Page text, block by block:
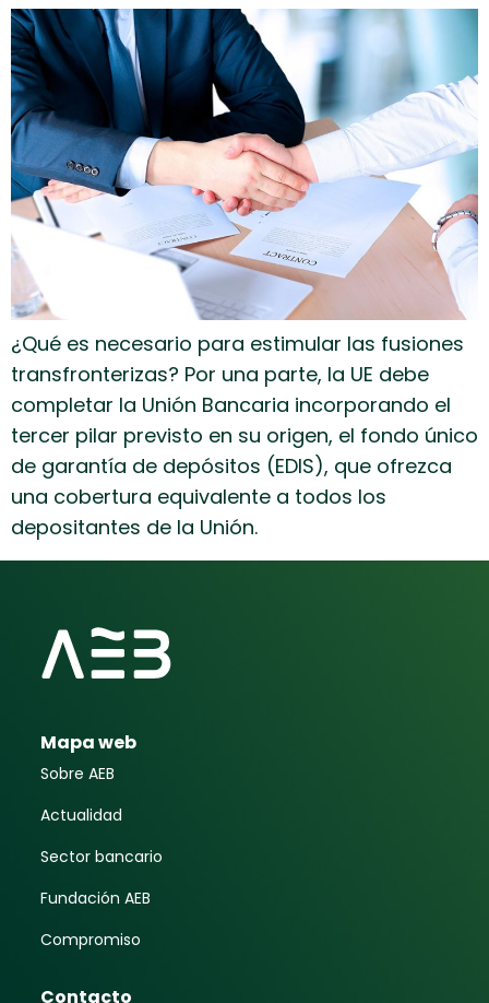
¿Qué es necesario para estimular las fusiones
transfronterizas? Por una parte, la UE debe
completar la Unión Bancaria incorporando el
tercer pilar previsto en su origen, el fondo único
de garantía de depósitos (EDIS), que ofrezca
una cobertura equivalente a todos los
depositantes de la Unión.
Mapa web
Sobre AEB
Actualidad
Sector bancario
Fundación AEB
Compromiso
Contacto